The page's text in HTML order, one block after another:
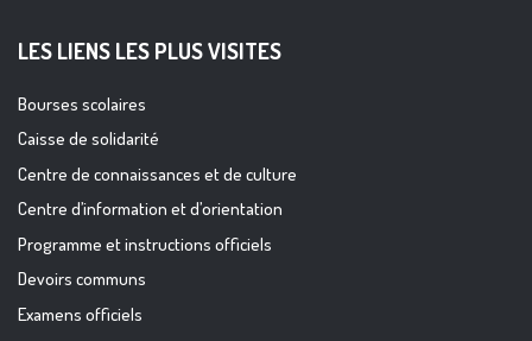
LES LIENS LES PLUS VISITES
Bourses scolaires
Caisse de solidarité
Centre de connaissances et de culture
Centre d’information et d’orientation
Programme et instructions officiels
Devoirs communs
Examens officiels